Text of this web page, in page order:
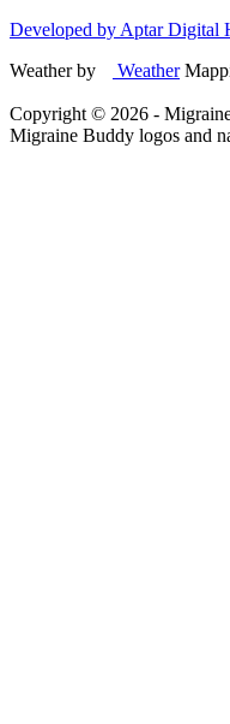
Developed by Aptar Digital
Weather by
Weather
Copyright © 2026 -
Migraine Buddy logos and